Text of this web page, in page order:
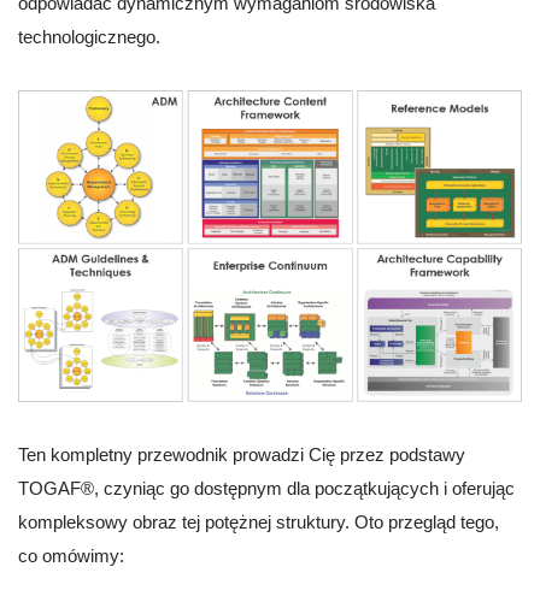
technologicznego.
Ten kompletny przewodnik prowadzi Cię przez podstawy
TOGAF®, czyniąc go dostępnym dla początkujących i oferując
kompleksowy obraz tej potężnej struktury. Oto przegląd tego,
co omówimy: